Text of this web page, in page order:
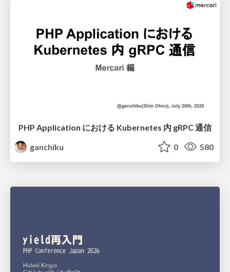
PHP Application における Kubernetes 内 gRPC 通信
ganchiku
0 580